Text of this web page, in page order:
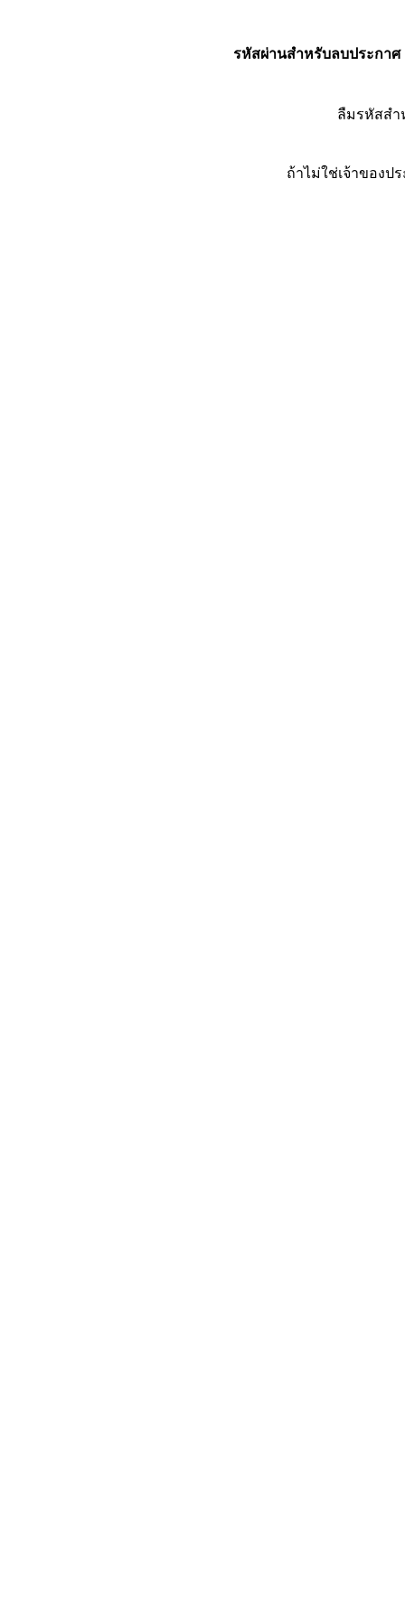
รหัสผ่านสำหรับลบประกาศ
ลืมรหัสส
ถ้าไม่ใช่เจ้าของป